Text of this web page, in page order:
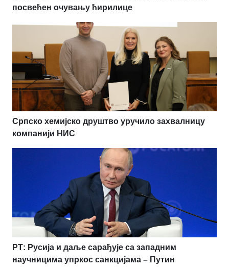
посвећен очувању ћирилице
Српско хемијско друштво уручило захвалницу
компанији НИС
РТ: Русија и даље сарађује са западним
научницима упркос санкцијама – Путин